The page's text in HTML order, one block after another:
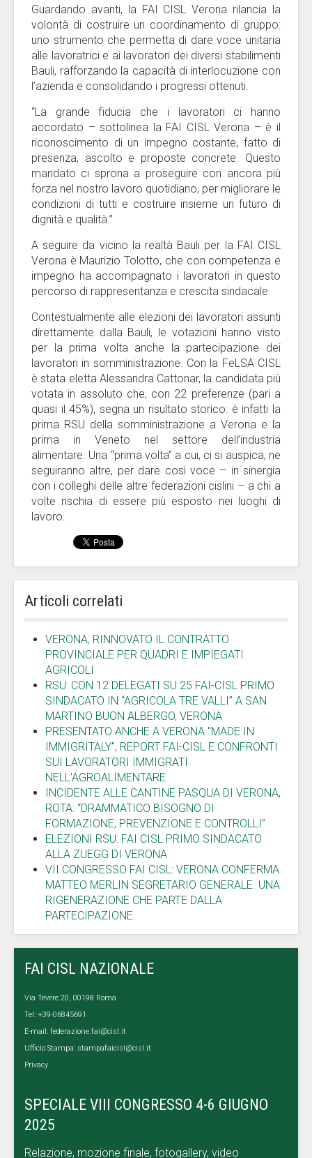
Guardando avanti, la FAI CISL Verona rilancia la
volontà di costruire un coordinamento di gruppo:
uno strumento che permetta di dare voce unitaria
alle lavoratrici e ai lavoratori dei diversi stabilimenti
Bauli, rafforzando la capacità di interlocuzione con
l’azienda e consolidando i progressi ottenuti.
“La grande fiducia che i lavoratori ci hanno
accordato – sottolinea la FAI CISL Verona – è il
riconoscimento di un impegno costante, fatto di
presenza, ascolto e proposte concrete. Questo
mandato ci sprona a proseguire con ancora più
forza nel nostro lavoro quotidiano, per migliorare le
condizioni di tutti e costruire insieme un futuro di
dignità e qualità.”
A seguire da vicino la realtà Bauli per la FAI CISL
Verona è Maurizio Tolotto, che con competenza e
impegno ha accompagnato i lavoratori in questo
percorso di rappresentanza e crescita sindacale.
Contestualmente alle elezioni dei lavoratori assunti
direttamente dalla Bauli, le votazioni hanno visto
per la prima volta anche la partecipazione dei
lavoratori in somministrazione. Con la FeLSA CISL
è stata eletta Alessandra Cattonar, la candidata più
votata in assoluto che, con 22 preferenze (pari a
quasi il 45%), segna un risultato storico: è infatti la
prima RSU della somministrazione a Verona e la
prima in Veneto nel settore dell’industria
alimentare. Una “prima volta” a cui, ci si auspica, ne
seguiranno altre, per dare così voce – in sinergia
con i colleghi delle altre federazioni cislini – a chi a
volte rischia di essere più esposto nei luoghi di
lavoro.
Articoli correlati
VERONA, RINNOVATO IL CONTRATTO
PROVINCIALE PER QUADRI E IMPIEGATI
AGRICOLI
RSU: CON 12 DELEGATI SU 25 FAI-CISL PRIMO
SINDACATO IN “AGRICOLA TRE VALLI” A SAN
MARTINO BUON ALBERGO, VERONA
PRESENTATO ANCHE A VERONA "MADE IN
IMMIGRITALY", REPORT FAI-CISL E CONFRONTI
SUI LAVORATORI IMMIGRATI
NELL'AGROALIMENTARE
INCIDENTE ALLE CANTINE PASQUA DI VERONA,
ROTA: “DRAMMATICO BISOGNO DI
FORMAZIONE, PREVENZIONE E CONTROLLI”
ELEZIONI RSU: FAI CISL PRIMO SINDACATO
ALLA ZUEGG DI VERONA
VII CONGRESSO FAI CISL: VERONA CONFERMA
MATTEO MERLIN SEGRETARIO GENERALE. UNA
RIGENERAZIONE CHE PARTE DALLA
PARTECIPAZIONE.
FAI CISL NAZIONALE
Via Tevere 20, 00198 Roma
Tel: +39-06845691
E-mail: federazione.fai@cisl.it
Ufficio Stampa: stampafaicisl@cisl.it
Privacy
SPECIALE VIII CONGRESSO 4-6 GIUGNO
2025
Relazione, mozione finale, fotogallery, video